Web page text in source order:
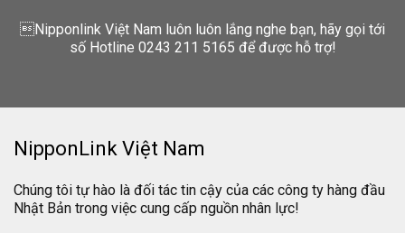
Nipponlink Việt Nam luôn luôn lắng nghe bạn, hãy gọi tới
số Hotline 0243 211 5165 để được hỗ trợ!
NipponLink Việt Nam
Chúng tôi tự hào là đối tác tin cậy của các công ty hàng đầu
Nhật Bản trong việc cung cấp nguồn nhân lực!